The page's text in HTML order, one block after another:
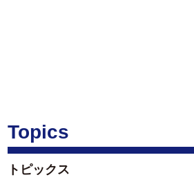
Topics
トピックス